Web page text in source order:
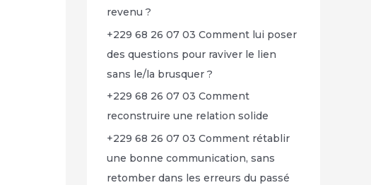
revenu ?
+229 68 26 07 03 Comment lui poser
des questions pour raviver le lien
sans le/la brusquer ?
+229 68 26 07 03 Comment
reconstruire une relation solide
+229 68 26 07 03 Comment rétablir
une bonne communication, sans
retomber dans les erreurs du passé